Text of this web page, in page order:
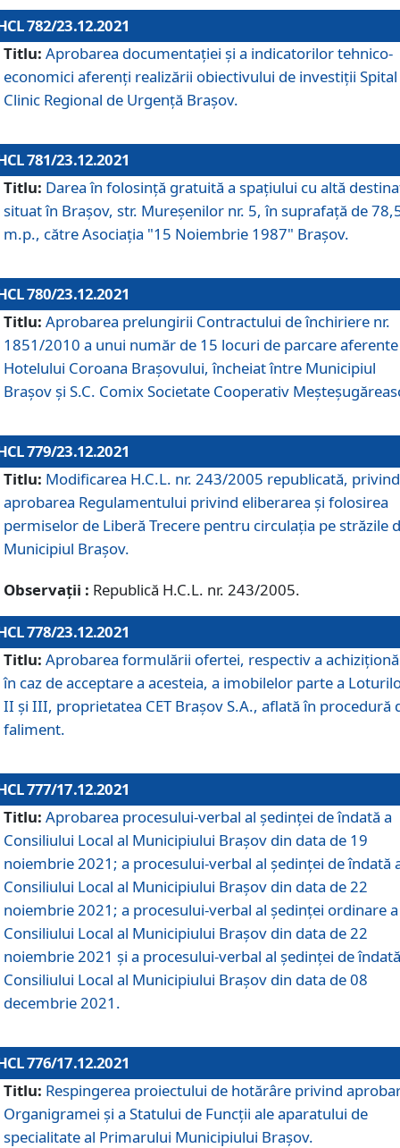
782/23.12.2021
Titlu: Aprobarea documentației și a indicatorilor tehnico-
economici aferenți realizării obiectivului de investiții Spital
Clinic Regional de Urgență Brașov.
781/23.12.2021
Titlu: Darea în folosinţă gratuită a spaţiului cu altă
situat în Braşov, str. Mureşenilor nr. 5, în suprafaţă de
m.p., către Asociaţia "15 Noiembrie 1987" Braşov.
780/23.12.2021
Titlu: Aprobarea prelungirii Contractului de închiriere nr.
1851/2010 a unui număr de 15 locuri de parcare aferente
Hotelului Coroana Brașovului, încheiat între Municipiul
Braşov şi S.C. Comix Societate Cooperativ
779/23.12.2021
Titlu: Modificarea H.C.L. nr. 243/2005 republicată, privind
aprobarea Regulamentului privind eliberarea şi folosirea
permiselor de Liberă Trecere pentru circulația pe străzile
Municipiul Braşov.
Observații : Republică H.C.L. nr. 243/2005.
778/23.12.2021
Titlu: Aprobarea formulării ofertei, respectiv a
în caz de acceptare a acesteia, a imobilelor parte a
II și III, proprietatea CET Brașov S.A., aflată în procedură
faliment.
777/17.12.2021
Titlu: Aprobarea procesului-verbal al şedinţei de îndată a
Consiliului Local al Municipiului Braşov din data de 19
noiembrie 2021; a procesului-verbal al şedinţei de îndată
Consiliului Local al Municipiului Braşov din data de 22
noiembrie 2021; a procesului-verbal al şedinţei ordinare a
Consiliului Local al Municipiului Braşov din data de 22
noiembrie 2021 și a procesului-verbal al şedinţei de
Consiliului Local al Municipiului Braşov din data de 08
decembrie 2021.
776/17.12.2021
Titlu: Respingerea proiectului de hotărâre privind
Organigramei şi a Statului de Funcţii ale aparatului de
specialitate al Primarului Municipiului Braşov.